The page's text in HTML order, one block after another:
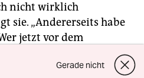
nicht wirklich
sie. „Andererseits habe
jetzt vor dem
den Schuss nicht
des Unabhängig-
Gerade nicht